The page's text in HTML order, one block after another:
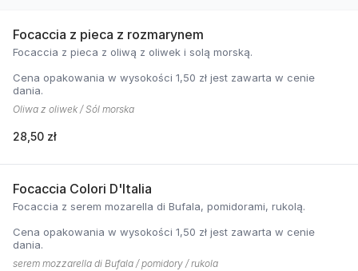
Focaccia z pieca z rozmarynem
Focaccia z pieca z oliwą z oliwek i solą morską.
Cena opakowania w wysokości 1,50 zł jest zawarta w cenie
dania.
Oliwa z oliwek / Sól morska
28,50 zł
Focaccia Colori D'Italia
Focaccia z serem mozarella di Bufala, pomidorami, rukolą.
Cena opakowania w wysokości 1,50 zł jest zawarta w cenie
dania.
serem mozzarella di Bufala / pomidory / rukola